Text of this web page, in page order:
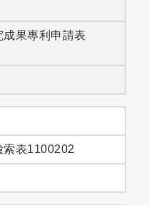
果專利申請表
索表1100202